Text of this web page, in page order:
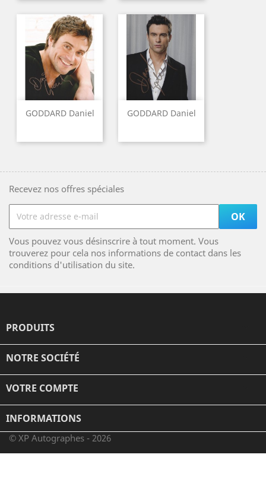
GODDARD Daniel GODDARD Daniel
Recevez nos offres spéciales
Vous pouvez vous désinscrire à tout moment. Vous
trouverez pour cela nos informations de contact dans les
conditions d'utilisation du site.
PRODUITS
NOTRE SOCIÉTÉ
VOTRE COMPTE
INFORMATIONS
© XP Autographes - 2026